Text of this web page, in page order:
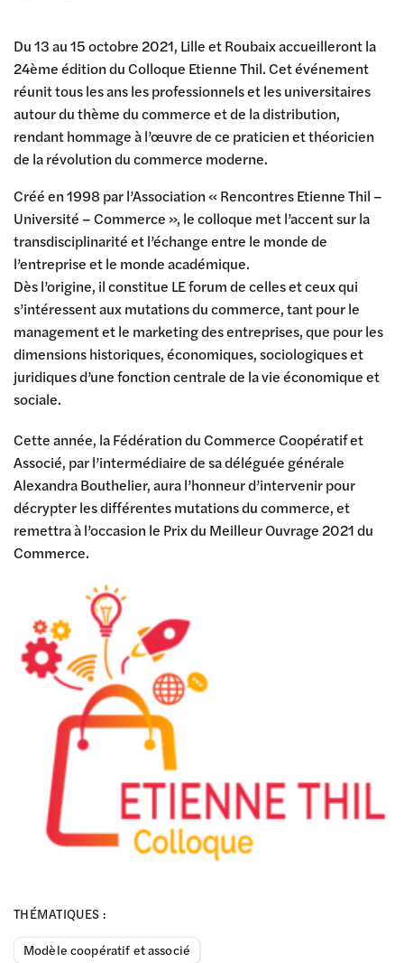
THÉMATIQUES :
Modèle coopératif et associé
Du 13 au 15 octobre 2021, Lille et Roubaix accueilleront la
24ème édition du Colloque Etienne Thil. Cet événement
réunit tous les ans les professionnels et les universitaires
autour du thème du commerce et de la distribution,
rendant hommage à l’œuvre de ce praticien et théoricien
de la révolution du commerce moderne.
Créé en 1998 par l’Association « Rencontres Etienne Thil –
Université – Commerce », le colloque met l’accent sur la
transdisciplinarité et l’échange entre le monde de
l’entreprise et le monde académique.
Dès l’origine, il constitue LE forum de celles et ceux qui
s’intéressent aux mutations du commerce, tant pour le
management et le marketing des entreprises, que pour les
dimensions historiques, économiques, sociologiques et
juridiques d’une fonction centrale de la vie économique et
sociale.
Cette année, la Fédération du Commerce Coopératif et
Associé, par l’intermédiaire de sa déléguée générale
Alexandra Bouthelier, aura l’honneur d’intervenir pour
décrypter les différentes mutations du commerce, et
remettra à l’occasion le Prix du Meilleur Ouvrage 2021 du
Commerce.